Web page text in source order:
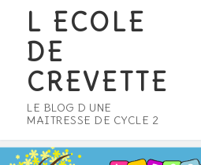
contenu
L ECOLE
DE
CREVETTE
LE BLOG D UNE
MAITRESSE DE CYCLE 2